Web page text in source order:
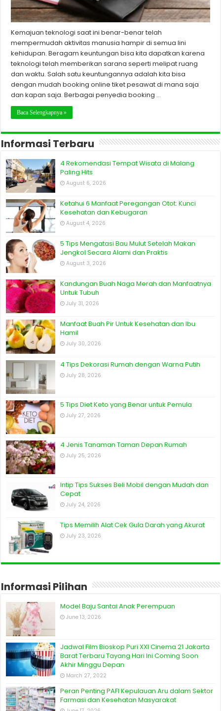
Kemajuan teknologi saat ini benar-benar telah
mempermudah aktivitas manusia hampir di semua lini
kehidupan. Beragam keuntungan bisa kita dapatkan karena
teknologi telah memberikan sarana seperti melipat ruang
dan waktu. Salah satu keuntungannya adalah kita bisa
dengan mudah booking online tiket pesawat di mana saja
dan kapan saja. Berbagai penyedia booking …
Baca Selengkapnya »
Informasi Terbaru
4 Rekomendasi Tempat Wisata di Malang
Paling Hits
August 6, 2026
Ketahui 6 Manfaat Peregangan Otot: Kunci
Kesehatan dan Kebugaran
August 4, 2026
5 Tips Mengatasi Bau Mulut Setelah Makan
Jengkol Secara Alami dan Praktis
August 3, 2026
Kandungan Buah Naga Merah dan Manfaatnya
Untuk Tubuh
July 31, 2026
Manfaat Buah Pir Untuk Kesehatan dan Ibu
Hamil
July 30, 2026
4 Tips Dekorasi Rumah dengan Warna Putih
July 28, 2026
5 Tips Diet Keto yang Benar untuk Pemula
July 27, 2026
4 Jenis Tanaman Taman Depan Rumah
July 25, 2026
Intip Tips Sukses Beli Mobil dengan Mudah dan
Cepat
July 24, 2026
Tips Memilih Alat Cek Gula Darah yang Akurat
July 23, 2026
Informasi Pilihan
Model Baju Santai Anak Perempuan
June 13, 2026
Jadwal Film Bioskop Puri XXI Cinema 21 Jakarta
Barat Terbaru Tayang Hari Ini Coming Soon
Akhir Minggu Depan
March 27, 2022
Peran Penting PAFI Kepulauan Aru dalam Sektor
Farmasi dan Kesehatan Masyarakat